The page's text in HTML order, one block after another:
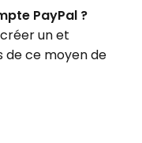
PayPal ?
un et
de ce moyen de